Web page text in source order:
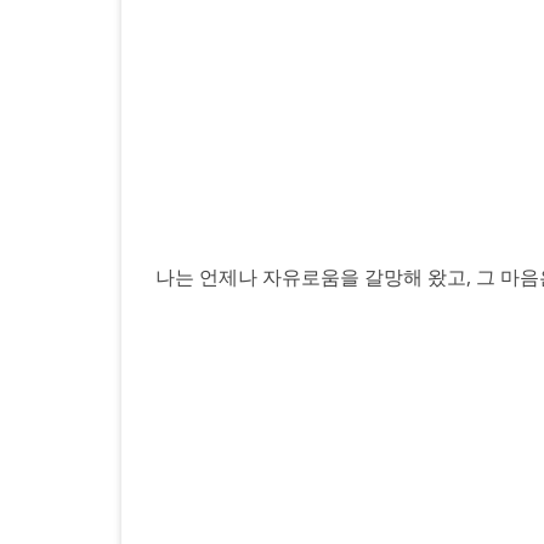
나는 언제나 자유로움을 갈망해 왔고, 그 마